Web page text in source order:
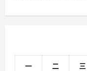
i
一
二 三